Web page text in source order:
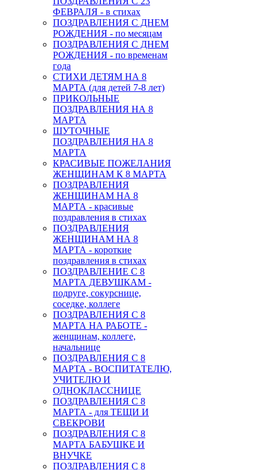
ФЕВРАЛЯ - в стихах
ПОЗДРАВЛЕНИЯ С ДНЕМ
РОЖДЕНИЯ - по месяцам
ПОЗДРАВЛЕНИЯ С ДНЕМ
РОЖДЕНИЯ - по временам
года
СТИХИ ДЕТЯМ НА 8
МАРТА (для детей 7-8 лет)
ПРИКОЛЬНЫЕ
ПОЗДРАВЛЕНИЯ НА 8
МАРТА
ШУТОЧНЫЕ
ПОЗДРАВЛЕНИЯ НА 8
МАРТА
КРАСИВЫЕ ПОЖЕЛАНИЯ
ЖЕНЩИНАМ К 8 МАРТА
ПОЗДРАВЛЕНИЯ
ЖЕНЩИНАМ НА 8
МАРТА - красивые
поздравления в стихах
ПОЗДРАВЛЕНИЯ
ЖЕНЩИНАМ НА 8
МАРТА - короткие
поздравления в стихах
ПОЗДРАВЛЕНИЕ С 8
МАРТА ДЕВУШКАМ -
подруге, сокурснице,
соседке, коллеге
ПОЗДРАВЛЕНИЯ С 8
МАРТА НА РАБОТЕ -
женщинам, коллеге,
начальнице
ПОЗДРАВЛЕНИЯ С 8
МАРТА - ВОСПИТАТЕЛЮ,
УЧИТЕЛЮ И
ОДНОКЛАССНИЦЕ
ПОЗДРАВЛЕНИЯ С 8
МАРТА - для ТЕЩИ И
СВЕКРОВИ
ПОЗДРАВЛЕНИЯ С 8
МАРТА БАБУШКЕ И
ВНУЧКЕ
ПОЗДРАВЛЕНИЯ С 8